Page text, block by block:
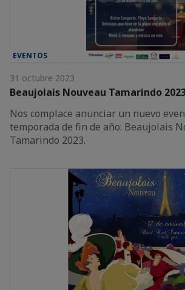
EVENTOS
31 octubre 2023
Beaujolais Nouveau Tamarindo
Nos complace anunciar un nuevo
temporada de fin de año: Beaujolais
Tamarindo 2023.